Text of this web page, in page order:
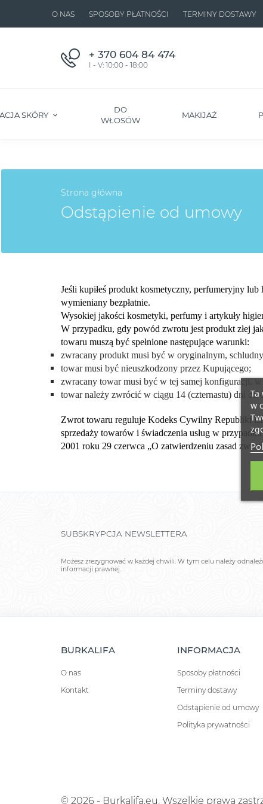
O NAS SPOSOBY PŁATNOŚCI TERMINY DOSTAWY
+ 370 604 84 474
I - V: 10:00 - 18:00
SKÓRY
DO
WŁOSÓW
MAKIJAŻ
Strona główna
Odstąpienie od umowy
Jeśli kupiłeś produkt kosmetyczny, perfumeryjny
wymieniany bezpłatnie.
Wysokiej jakości kosmetyki, perfumy i artykuły
W przypadku, gdy powód zwrotu jest produkt złej
towaru muszą być spełnione następujące warunki:
zwracany produkt musi być w oryginalnym,
towar musi być nieuszkodzony przez Kupującego;
zwracany towar musi być w tej samej konfiguracji,
towar należy zwrócić w ciągu 14 (czternastu) dni od
Zwrot towaru reguluje Kodeks Cywilny Republiki
sprzedaży towarów i świadczenia usług w
2001 roku 29 czerwca „O zatwierdzeniu zasad
SUBSKRYPCJA NEWSLETTERA
Możesz zrezygnować w każdej chwili. W tym celu należy
informacji prawnej.
BURKALIFA
O nas
Kontakt
INFORMACJA
Sposoby płatności
Terminy dostawy
Odstąpienie od umowy
Polityka prywatności
© 2026 - Burkalifa.eu. Wszelkie prawa
Ta
w